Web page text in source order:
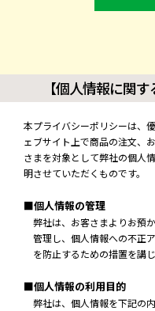
【個人情報に関
本プライバシーポリシーは、
ェブサイト上で商品の注文、
さまを対象として弊社の個人
明させていただくものです。
■個人情報の管理
弊社は、お客さまよりお預
管理し、個人情報への不正
を防止するための措置を講じ
■個人情報の利用目的
弊社は、個人情報を下記の